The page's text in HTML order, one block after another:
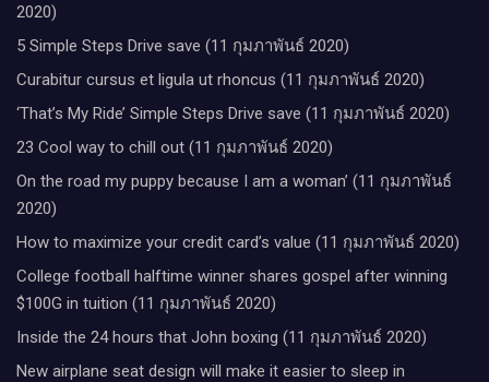
2020)
5 Simple Steps Drive save (11 กุมภาพันธ์ 2020)
Curabitur cursus et ligula ut rhoncus (11 กุมภาพันธ์ 2020)
‘That’s My Ride’ Simple Steps Drive save (11 กุมภาพันธ์ 2020)
23 Cool way to chill out (11 กุมภาพันธ์ 2020)
On the road my puppy because I am a woman’ (11 กุมภาพันธ์
2020)
How to maximize your credit card’s value (11 กุมภาพันธ์ 2020)
College football halftime winner shares gospel after winning
$100G in tuition (11 กุมภาพันธ์ 2020)
Inside the 24 hours that John boxing (11 กุมภาพันธ์ 2020)
New airplane seat design will make it easier to sleep in